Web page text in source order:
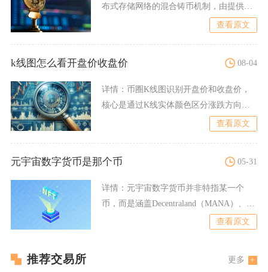
布式存储网络的混合铸币机制，由提供有
查看原文
k线图怎么看开盘价收盘价 08-04
详情： 币圈K线图识别开盘价和收盘价，
核心是通过K线实体颜色区分涨跌方向，
查看原文
元宇宙数字货币是那个币 05-31
详情： 元宇宙数字货币并非特指某一个
币，而是涵盖Decentraland（MANA）、
查看原文
推荐交易所 更多